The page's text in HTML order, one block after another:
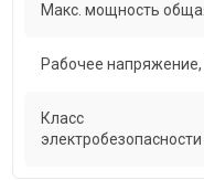
Макс. мощность
Рабочее напряжение,
Класс
электробезопасности